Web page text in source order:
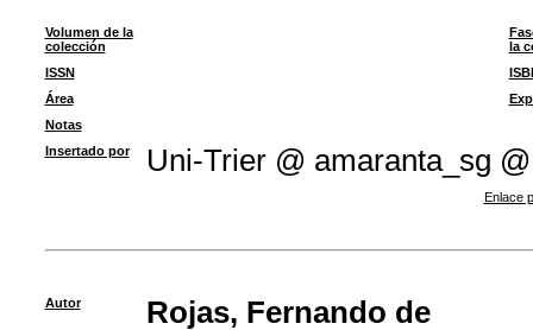
Volumen de la
colección
la
ISSN
Área
Notas
Insertado por
Uni-Trier @ amaranta_sg
Enlace
Autor Rojas, Fernando de